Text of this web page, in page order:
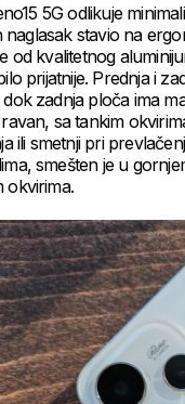
5G odlikuje
naglasak stavio na
od kvalitetnog
prijatnije. Prednja i
zadnja ploča ima
sa tankim
ili smetnji pri
smešten je u
okvirima.